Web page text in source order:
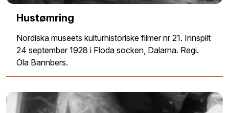
Hustømring
Nordiska museets kulturhistoriske filmer nr 21. Innspilt
24 september 1928 i Floda socken, Dalarna. Regi.
Ola Bannbers.